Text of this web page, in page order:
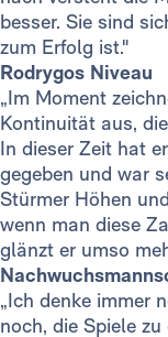
besser. Sie sind
zum Erfolg ist."
Rodrygos Niveau
„Im Moment
Kontinuität aus,
In dieser Zeit hat
gegeben und war
Stürmer Höhen
wenn man diese
glänzt er umso
„Ich denke immer
noch, die Spiele